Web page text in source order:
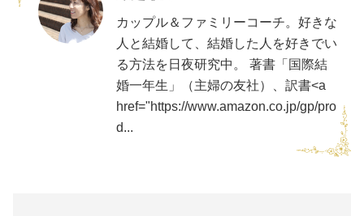
カップル＆ファミリーコーチ。好きな
人と結婚して、結婚した人を好きでい
る方法を日夜研究中。 著書「国際結
婚一年生」（主婦の友社）、訳書<a
href="https://www.amazon.co.jp/gp/pro
d...